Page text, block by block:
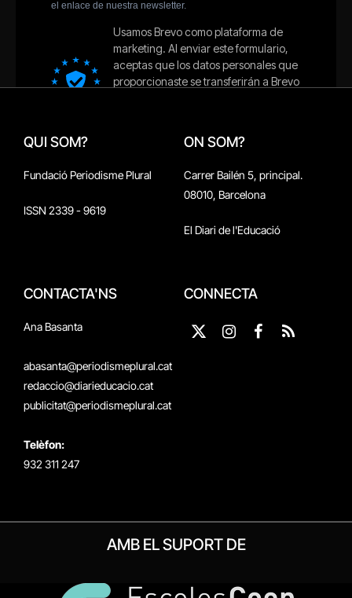
QUI SOM?
Fundació Periodisme Plural
ISSN 2339 - 9619
ON SOM?
Carrer Bailén 5, principal.
08010, Barcelona
El Diari de l'Educació
CONTACTA'NS
Ana Basanta
abasanta@periodismeplural.cat
redaccio@diarieducacio.cat
publicitat@periodismeplural.cat
Telèfon:
932 311 247
CONNECTA
X
Instagram
Facebook
RSS
AMB EL SUPORT DE